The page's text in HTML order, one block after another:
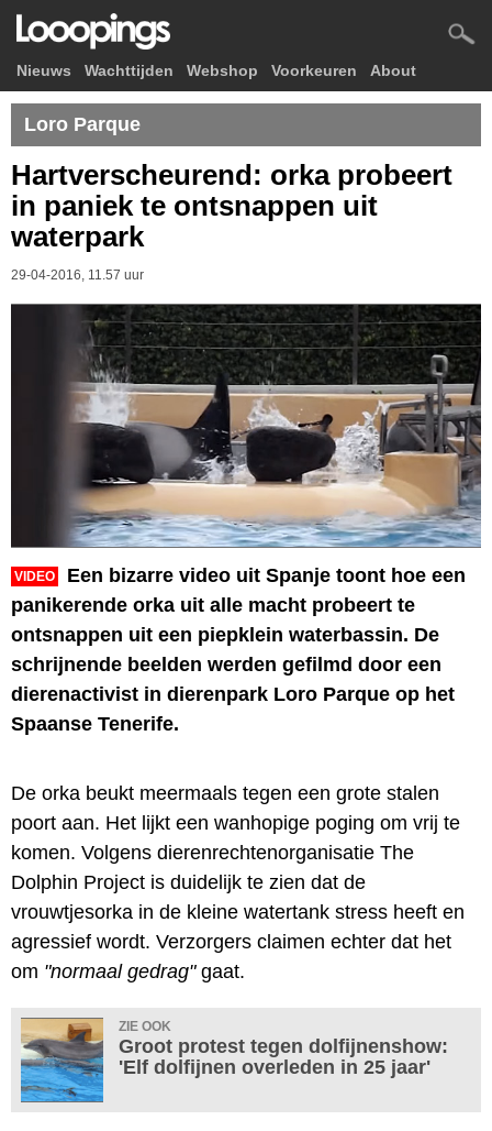
Nieuws Wachttijden Webshop Voorkeuren About
Loro Parque
Hartverscheurend: orka probeert
in paniek te ontsnappen uit
waterpark
29-04-2016, 11.57 uur
VIDEO
Een bizarre video uit Spanje toont hoe een
panikerende orka uit alle macht probeert te
ontsnappen uit een piepklein waterbassin. De
schrijnende beelden werden gefilmd door een
dierenactivist in dierenpark Loro Parque op het
Spaanse Tenerife.
De orka beukt meermaals tegen een grote stalen
poort aan. Het lijkt een wanhopige poging om vrij te
komen. Volgens dierenrechtenorganisatie The
Dolphin Project is duidelijk te zien dat de
vrouwtjesorka in de kleine watertank stress heeft en
agressief wordt. Verzorgers claimen echter dat het
om "normaal gedrag"gaat.
ZIE OOK
Groot protest tegen dolfijnenshow:
'Elf dolfijnen overleden in 25 jaar'